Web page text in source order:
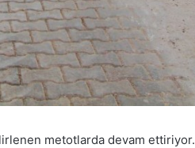
metotlarda devam ettiriyor.